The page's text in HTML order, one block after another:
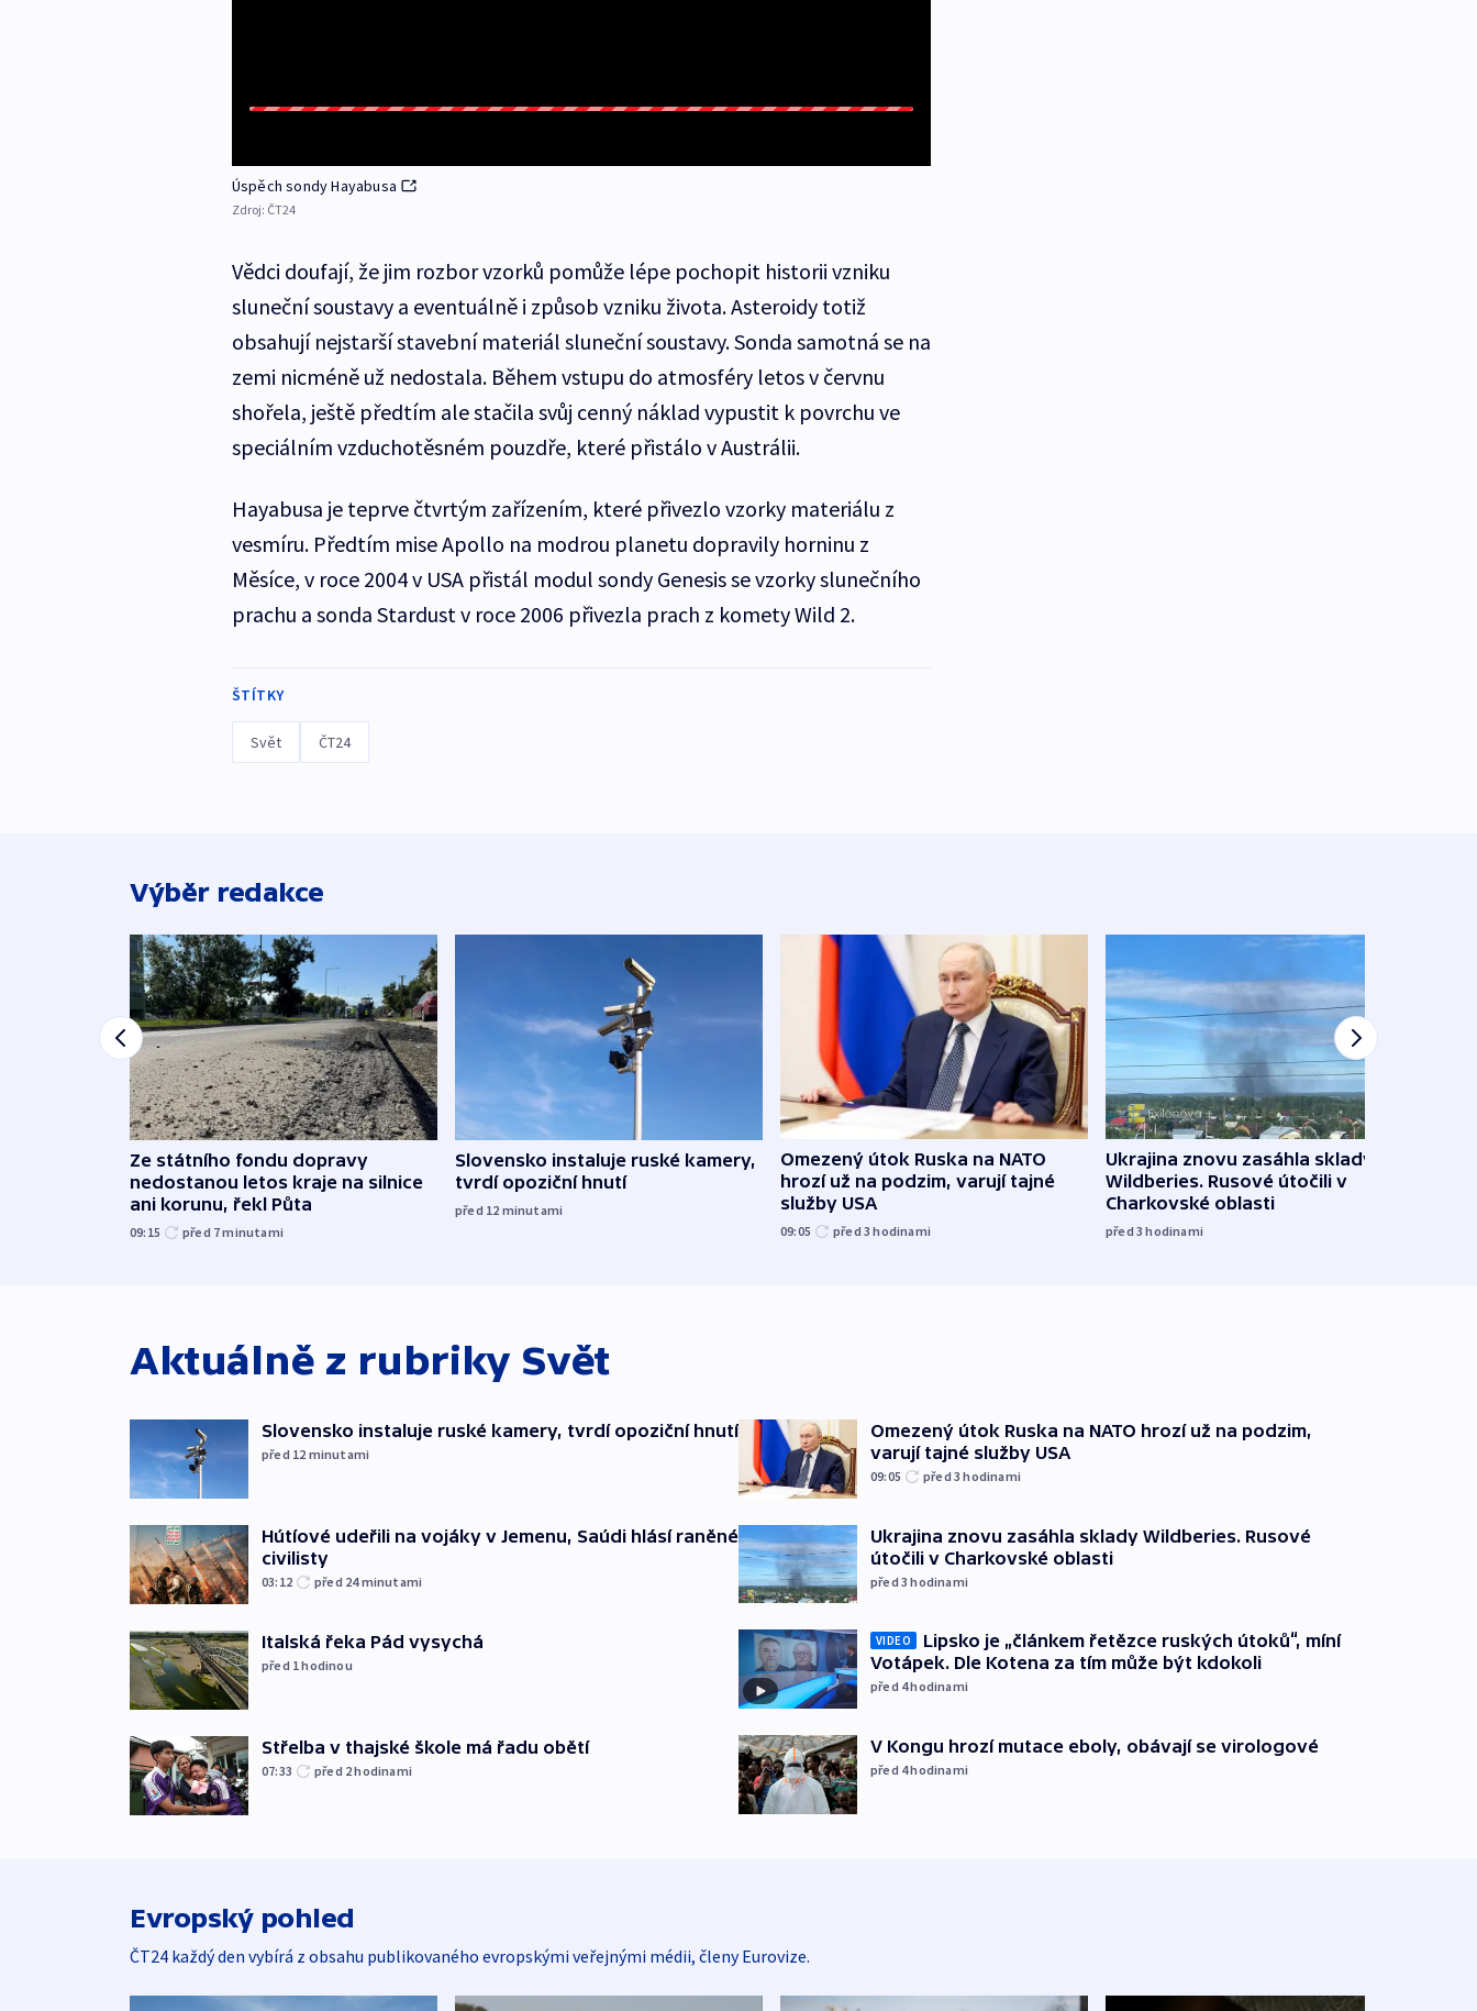
Úspěch sondy Hayabusa
Zdroj: ČT24
Vědci doufají, že jim rozbor vzorků pomůže lépe pochopit historii vzniku
sluneční soustavy a eventuálně i způsob vzniku života. Asteroidy totiž
obsahují nejstarší stavební materiál sluneční soustavy. Sonda samotná se na
zemi nicméně už nedostala. Během vstupu do atmosféry letos v červnu
shořela, ještě předtím ale stačila svůj cenný náklad vypustit k povrchu ve
speciálním vzduchotěsném pouzdře, které přistálo v Austrálii.
Hayabusa je teprve čtvrtým zařízením, které přivezlo vzorky materiálu z
vesmíru. Předtím mise Apollo na modrou planetu dopravily horninu z
Měsíce, v roce 2004 v USA přistál modul sondy Genesis se vzorky slunečního
prachu a sonda Stardust v roce 2006 přivezla prach z komety Wild 2.
ŠTÍTKY
Svět ČT24
Výběr redakce
Ze státního fondu dopravy
nedostanou letos kraje na silnice
ani korunu, řekl Půta
09:15 před 7minutami
Slovensko instaluje ruské kamery,
tvrdí opoziční hnutí
před 12 minutami
Omezený útok Ruska na NATO
hrozí už na podzim, varují tajné
služby USA
09:05 před 3hodinami
Ukrajina znovu zasáhla sklady
Wildberies. Rusové útočili v
Charkovské oblasti
před 3hodinami
Aktuálně z rubriky Svět
Slovensko instaluje ruské kamery, tvrdí opoziční hnutí
před 12 minutami
Hútíové udeřili na vojáky v Jemenu, Saúdi hlásí raněné
civilisty
03:12 před 24minutami
Italská řeka Pád vysychá
před 1hodinou
Střelba v thajské škole má řadu obětí
07:33 před 2hodinami
Omezený útok Ruska na NATO hrozí už na podzim,
varují tajné služby USA
09:05 před 3hodinami
Ukrajina znovu zasáhla sklady Wildberies. Rusové
útočili v Charkovské oblasti
před 3hodinami
VIDEO
Lipsko je „článkem řetězce ruských útoků“, míní
Votápek. Dle Kotena za tím může být kdokoli
před 4hodinami
V Kongu hrozí mutace eboly, obávají se virologové
před 4hodinami
Evropský pohled
ČT24 každý den vybírá z obsahu publikovaného evropskými veřejnými médii, členy Eurovize.